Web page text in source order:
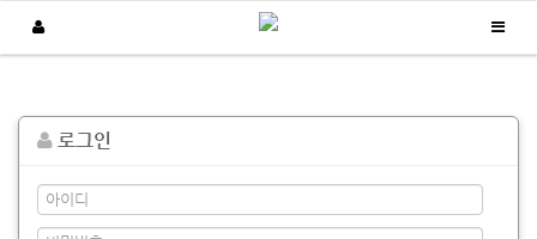
제품소개
로그인